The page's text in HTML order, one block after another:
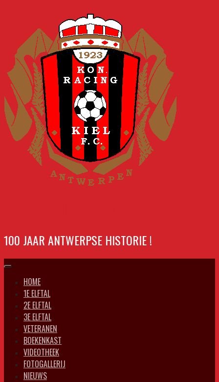
100 JAAR ANTWERPSE HISTORIE !
HOME
1E ELFTAL
2E ELFTAL
3E ELFTAL
VETERANEN
BOEKENKAST
VIDEOTHEEK
FOTOGALLERIJ
NIEUWS